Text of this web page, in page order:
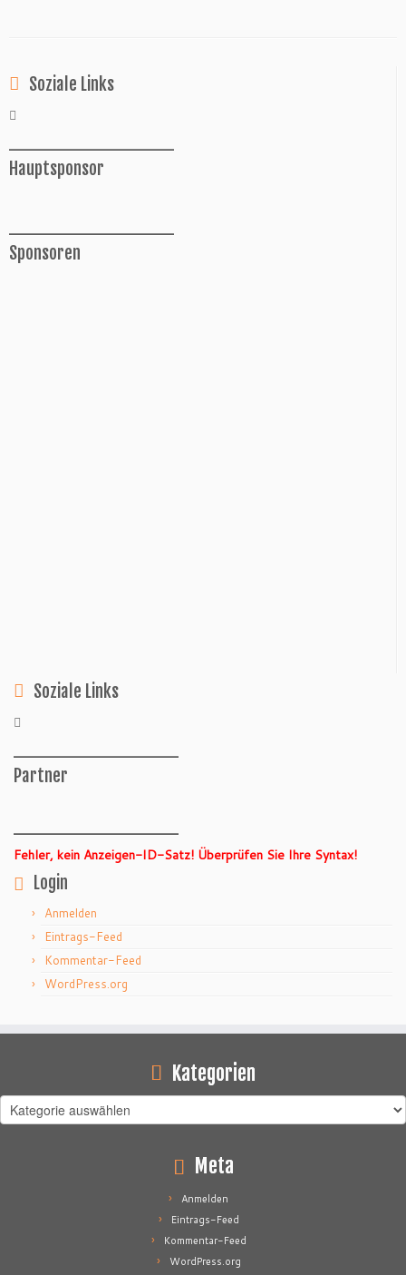
Soziale Links
Hauptsponsor
Sponsoren
Soziale Links
Partner
Fehler, kein Anzeigen-ID-Satz! Überprüfen Sie Ihre Syntax!
Login
Anmelden
Eintrags-Feed
Kommentar-Feed
WordPress.org
Kategorien
Kategorien
Meta
Anmelden
Eintrags-Feed
Kommentar-Feed
WordPress.org